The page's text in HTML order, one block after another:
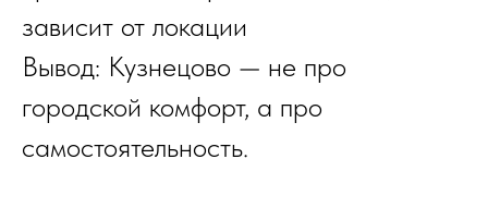
зависит от локации
Вывод: Кузнецово — не про
городской комфорт, а про
самостоятельность.